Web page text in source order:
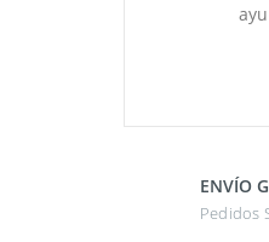
ENVÍO
Pedidos